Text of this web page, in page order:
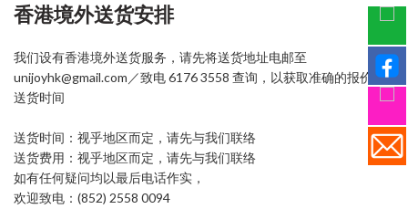
香港境外送货安排
我们设有香港境外送货服务，请先将送货地址电邮至
unijoyhk@gmail.com／致电 6176 3558 查询，以获取准确的报价和
送货时间
送货时间：视乎地区而定，请先与我们联络
送货费用：视乎地区而定，请先与我们联络
如有任何疑问均以最后电话作实，
欢迎致电：(852) 2558 0094